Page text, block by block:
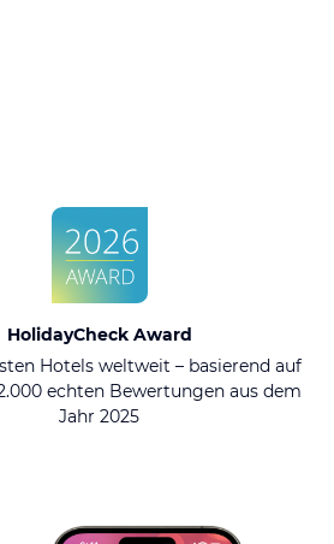
HolidayCheck Award
Hotels weltweit – basierend auf
echten Bewertungen aus dem
Jahr 2025